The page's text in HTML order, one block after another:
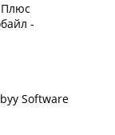
-
Software